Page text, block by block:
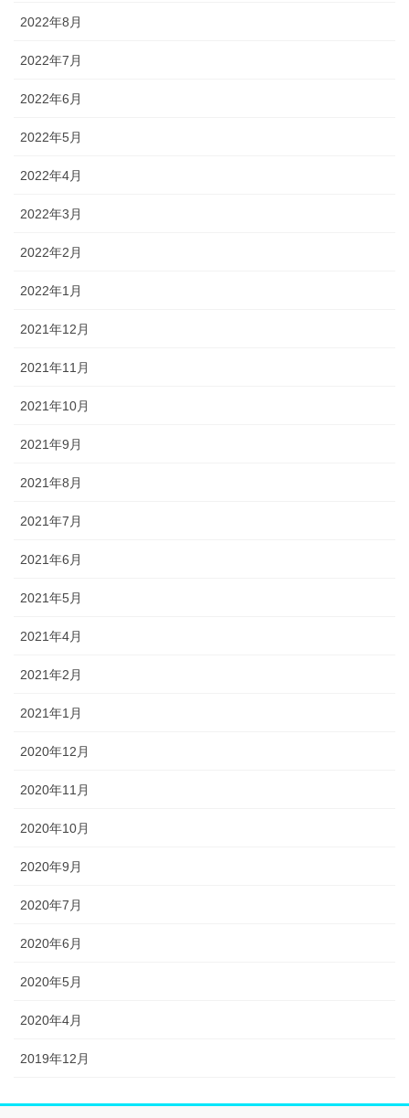
2022年8月
2022年7月
2022年6月
2022年5月
2022年4月
2022年3月
2022年2月
2022年1月
2021年12月
2021年11月
2021年10月
2021年9月
2021年8月
2021年7月
2021年6月
2021年5月
2021年4月
2021年2月
2021年1月
2020年12月
2020年11月
2020年10月
2020年9月
2020年7月
2020年6月
2020年5月
2020年4月
2019年12月